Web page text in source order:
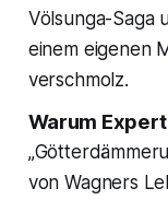
Völsunga-Saga
einem eigenen
verschmolz.
Warum
von Wagners